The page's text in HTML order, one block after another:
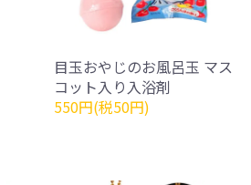
目玉おやじのお風呂玉 マス
コット入り入浴剤
550円(税50円)